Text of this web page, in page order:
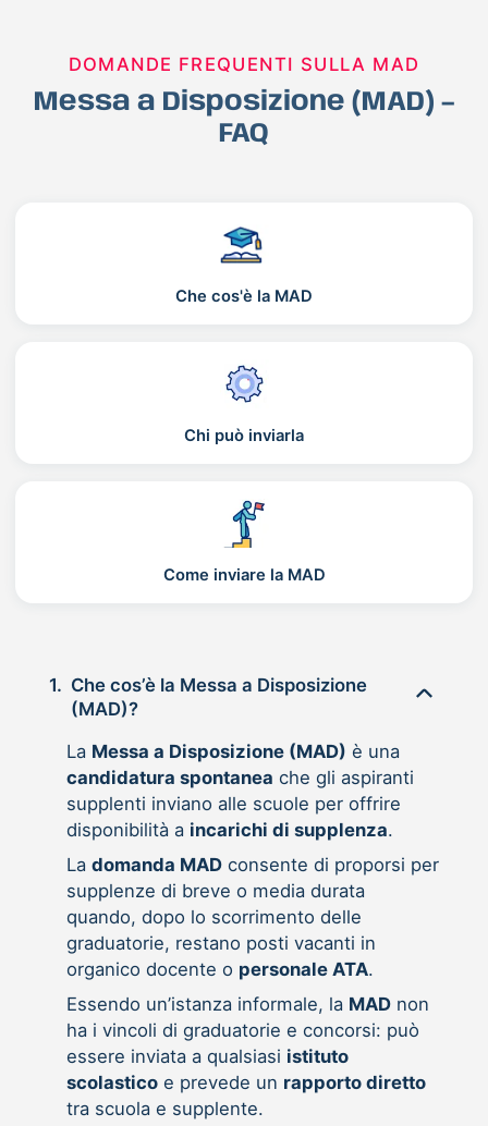
DOMANDE FREQUENTI SULLA MAD
Messa a Disposizione (MAD) –
FAQ
Che cos'è la MAD
Chi può inviarla
Come inviare la MAD
1. Che cos’è la Messa a Disposizione
(MAD)?
La Messa a Disposizione (MAD) è una
candidatura spontanea che gli aspiranti
supplenti inviano alle scuole per offrire
disponibilità a incarichi di supplenza.
La domanda MADconsente di proporsi per
supplenze di breve o media durata
quando, dopo lo scorrimento delle
graduatorie, restano posti vacanti in
organico docente o personale ATA.
Essendo un’istanza informale, la MADnon
ha i vincoli di graduatorie e concorsi: può
essere inviata a qualsiasi istituto
scolasticoe prevede un rapporto diretto
tra scuola e supplente.